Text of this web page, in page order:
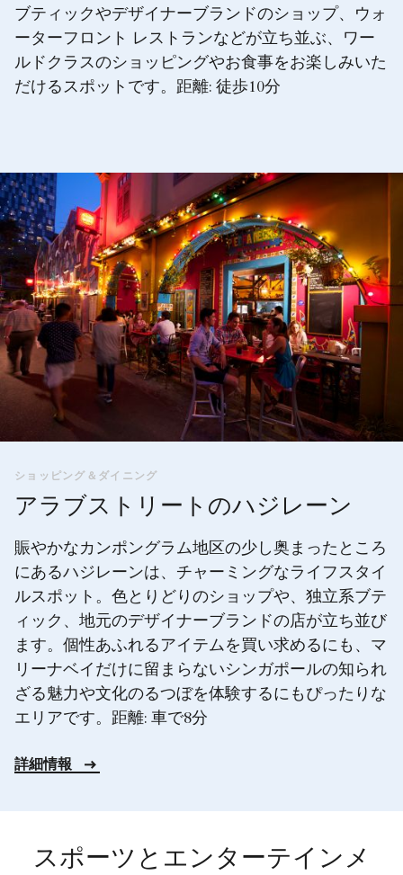
ブティックやデザイナーブランドのショップ、ウォ
ーターフロント レストランなどが立ち並ぶ、ワー
ルドクラスのショッピングやお食事をお楽しみいた
だけるスポットです。距離: 徒歩10分
ショッピング＆ダイニング
アラブストリートのハジレーン
賑やかなカンポングラム地区の少し奥まったところ
にあるハジレーンは、チャーミングなライフスタイ
ルスポット。色とりどりのショップや、独立系ブテ
ィック、地元のデザイナーブランドの店が立ち並び
ます。個性あふれるアイテムを買い求めるにも、マ
リーナベイだけに留まらないシンガポールの知られ
ざる魅力や文化のるつぼを体験するにもぴったりな
エリアです。距離: 車で8分
詳細情報
スポーツとエンターテインメ